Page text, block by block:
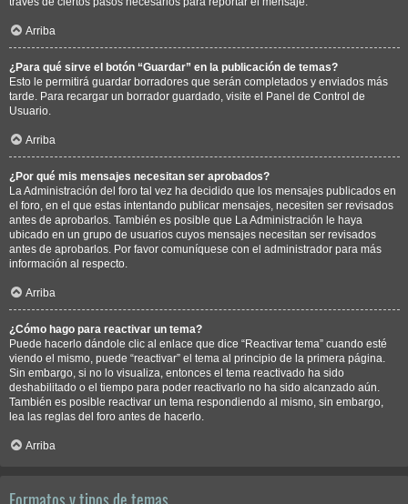
Arriba
¿Para qué sirve el botón “Guardar” en la publicación de temas?
Esto le permitirá guardar borradores que serán completados y enviados más
tarde. Para recargar un borrador guardado, visite el Panel de Control de
Usuario.
Arriba
¿Por qué mis mensajes necesitan ser aprobados?
La Administración del foro tal vez ha decidido que los mensajes publicados en
el foro, en el que estas intentando publicar mensajes, necesiten ser revisados
antes de aprobarlos. También es posible que La Administración le haya
ubicado en un grupo de usuarios cuyos mensajes necesitan ser revisados
antes de aprobarlos. Por favor comuníquese con el administrador para más
información al respecto.
Arriba
¿Cómo hago para reactivar un tema?
Puede hacerlo dándole clic al enlace que dice “Reactivar tema” cuando esté
viendo el mismo, puede “reactivar” el tema al principio de la primera página.
Sin embargo, si no lo visualiza, entonces el tema reactivado ha sido
deshabilitado o el tiempo para poder reactivarlo no ha sido alcanzado aún.
También es posible reactivar un tema respondiendo al mismo, sin embargo,
lea las reglas del foro antes de hacerlo.
Arriba